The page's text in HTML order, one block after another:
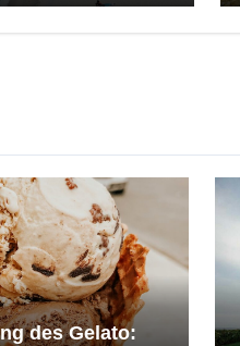
des Gelato: